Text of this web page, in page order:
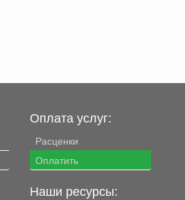
Оплата услуг:
Расценки
Оплатить
Наши ресурсы: